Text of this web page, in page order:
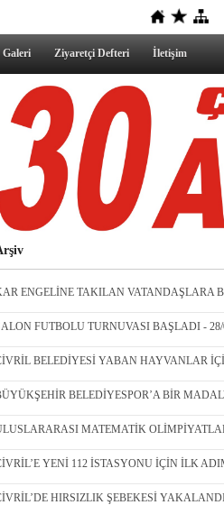
Galeri Ziyaretçi Defteri İletişim
ENGELİNE TAKILAN VATANDAŞLARA
FUTBOLU TURNUVASI BAŞLADI - 28/
BELEDİYESİ YABAN HAYVANLAR
BELEDİYESPOR’A BİR
MATEMATİK
YENİ 112 İSTASYONU İÇİN İLK
HIRSIZLIK ŞEBEKESİ